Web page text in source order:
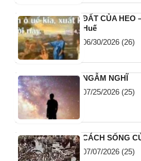
ĐẤT CỦA HEO
Huế
06/30/2026 (26)
NGẪM NGHĨ
07/25/2026 (25)
CÁCH SỐNG
07/07/2026 (25)